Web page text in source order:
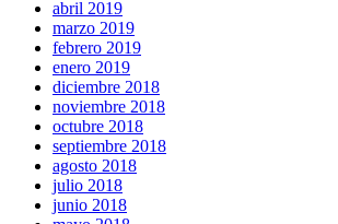
abril 2019
marzo 2019
febrero 2019
enero 2019
diciembre 2018
noviembre 2018
octubre 2018
septiembre 2018
agosto 2018
julio 2018
junio 2018